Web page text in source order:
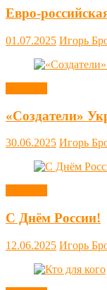
Евро-
01.07.2025 Игорь
«Создатели»
30.06.2025 Игорь
С Днём России!
12.06.2025 Игорь